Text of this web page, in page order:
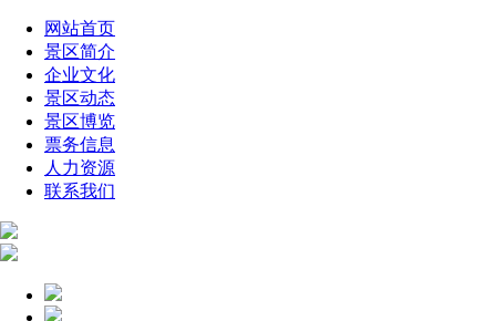
网站首页
景区简介
企业文化
景区动态
景区博览
票务信息
人力资源
联系我们